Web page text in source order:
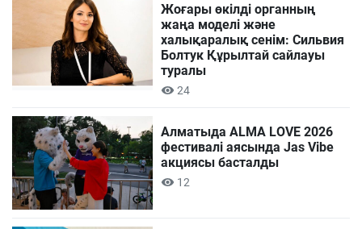
Жоғары өкілді органның
жаңа моделі және
халықаралық сенім: Сильвия
Болтук Құрылтай сайлауы
туралы
24
Алматыда ALMA LOVE 2026
фестивалі аясында Jas Vibe
акциясы басталды
12